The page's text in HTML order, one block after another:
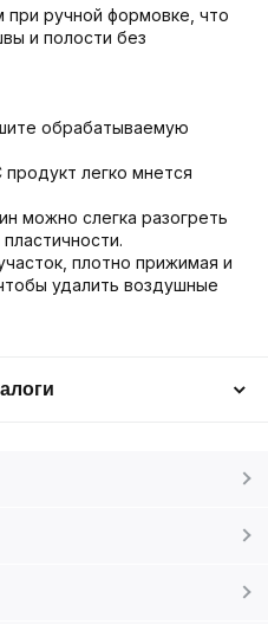
при ручной формовке, что
и полости без
обрабатываемую
легко мнется
можно слегка разогреть
плотно прижимая и
удалить воздушные